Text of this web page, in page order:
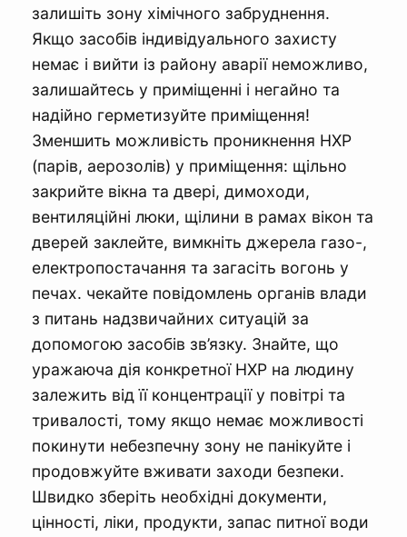
залишіть зону хімічного забруднення.
Якщо засобів індивідуального захисту
немає і вийти із району аварії неможливо,
залишайтесь у приміщенні і негайно та
надійно герметизуйте приміщення!
Зменшить можливість проникнення НХР
(парів, аерозолів) у приміщення: щільно
закрийте вікна та двері, димоходи,
вентиляційні люки, щілини в рамах вікон та
дверей заклейте, вимкніть джерела газо-,
електропостачання та загасіть вогонь у
печах. чекайте повідомлень органів влади
з питань надзвичайних ситуацій за
допомогою засобів зв’язку. Знайте, що
уражаюча дія конкретної НХР на людину
залежить від її концентрації у повітрі та
тривалості, тому якщо немає можливості
покинути небезпечну зону не панікуйте і
продовжуйте вживати заходи безпеки.
Швидко зберіть необхідні документи,
цінності, ліки, продукти, запас питної води